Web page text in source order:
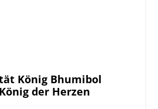
König Bhumibol
der Herzen